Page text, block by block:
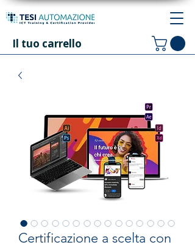
Il tuo carrello
Certificazione a scelta con